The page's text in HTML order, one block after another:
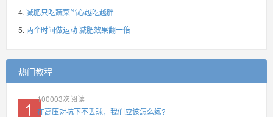
减肥只吃蔬菜当心越吃越胖
两个时间做运动 减肥效果翻一倍
热门教程
100003次阅读
在高压对抗下不丢球，我们应该怎么练?